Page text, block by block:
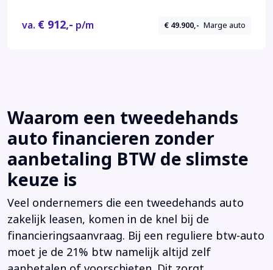
va. € 912,- p/m € 49.900,- Marge auto
Waarom een tweedehands
auto financieren zonder
aanbetaling BTW de slimste
keuze is
Veel ondernemers die een tweedehands auto
zakelijk leasen, komen in de knel bij de
financieringsaanvraag. Bij een reguliere btw-auto
moet je de 21% btw namelijk altijd zelf